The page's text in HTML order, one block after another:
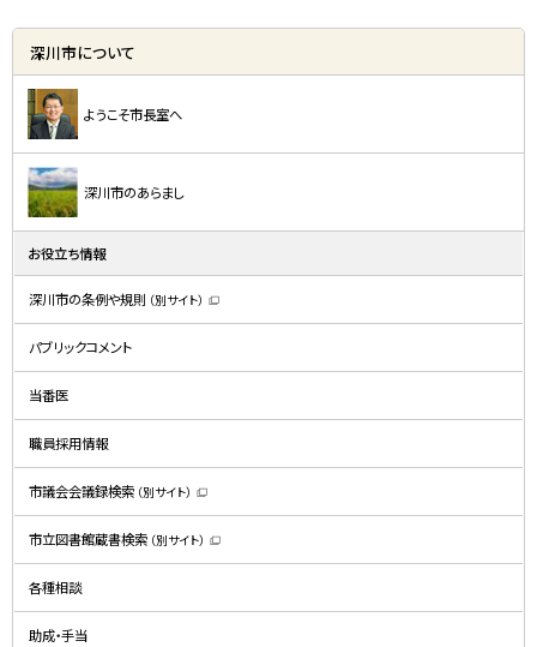
深川市について
ようこそ市長室へ
深川市のあらまし
お役立ち情報
深川市の条例や規則 （別サイト）
新
で
す
）
パブリックコメント
当番医
職員採用情報
市議会会議録検索 （別サイト）
新
規
ウ
で
市立図書館蔵書検索 （別サイト）
新
各種相談
助成・手当